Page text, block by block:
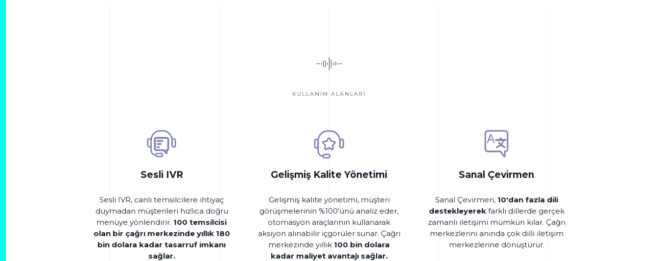
KULLANIM ALANLARI
Sesli IVR
Sesli IVR, canlı temsilcilere ihtiyaç
duymadan müşterileri hızlıca doğru
menüye yönlendirir. 100 temsilcisi
olan bir çağrı merkezinde yıllık 180
bin dolara kadar tasarruf imkanı
sağlar.
Gelişmiş Kalite Yönetimi
Gelişmiş kalite yönetimi, müşteri
görüşmelerinin %100'ünü analiz eder,
otomasyon araçlarının kullanarak
aksiyon alınabilir içgörüler sunar. Çağrı
merkezinde yıllık 100 bin dolara
kadar maliyet avantajı sağlar.
Sanal Çevirmen
Sanal Çevirmen, 10'dan fazla dili
destekleyerekfarklı dillerde gerçek
zamanlı iletişimi mümkün kılar. Çağrı
merkezlerini anında çok dilli iletişim
merkezlerine dönüştürür.